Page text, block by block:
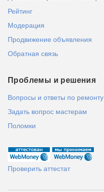
Рейтинг
Модерация
Продвижение объявления
Обратная связь
Проблемы и решения
Вопросы и ответы по ремонту
Задать вопрос мастерам
Поломки
Проверить аттестат